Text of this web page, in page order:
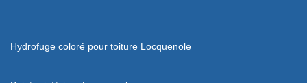
Hydrofuge coloré pour toiture Locquenole